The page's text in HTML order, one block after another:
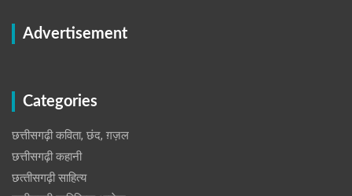
Advertisement
Categories
छत्तीसगढ़ी कविता, छंद, ग़ज़ल
छत्तीसगढ़ी कहानी
छत्‍तीसगढ़ी साहित्‍य